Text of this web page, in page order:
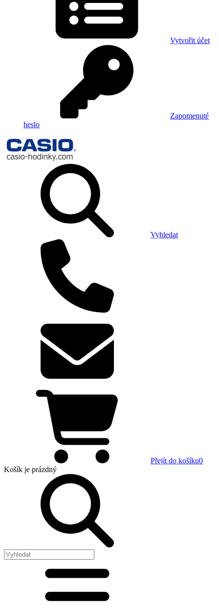
Vytvořit účet
Zapomenuté
heslo
Vyhledat
Přejít do košíku0
Košík je prázdný